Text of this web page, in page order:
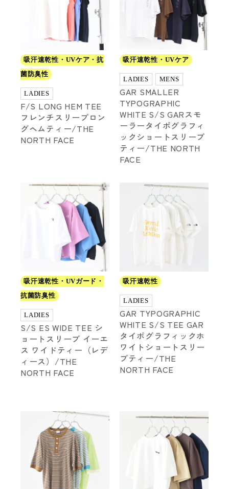
吸汗速乾性・UVケア・抗
菌防臭性
LADIES
F/S LONG HEM TEE
フレンチスリーブロン
グヘムティー/THE
NORTH FACE
吸汗速乾性・UVケア
LADIES MENS
GAR SMALLER
TYPOGRAPHIC
WHITE S/S GARスモ
ーラータイポグラフィ
ックショートスリーブ
ティー/THE NORTH
FACE
吸汗速乾性・UVガード・
抗菌防臭性
LADIES
S/S ES WIDE TEE シ
ョートスリーブ イーエ
ス ワイドティー（レデ
ィース）/THE
NORTH FACE
吸汗速乾性
LADIES
GAR TYPOGRAPHIC
WHITE S/S TEE GAR
タイポグラフィックホ
ワイトショートスリー
ブティー/THE
NORTH FACE